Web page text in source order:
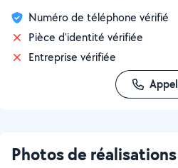
Numéro de téléphone vérifié
Pièce d'identité vérifiée
Entreprise vérifiée
Photos de